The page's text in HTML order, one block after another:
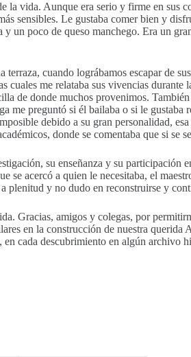
vida. Aunque era serio y firme en sus
sensibles. Le gustaba comer bien y
un poco de queso manchego. Era un
cuando lográbamos escapar de
me relataba sus vivencias
de donde muchos provenimos.
preguntó si él bailaba o si le
debido a su gran personalidad,
donde se comentaba que si
su enseñanza y su
acercó a quien le necesitaba, el
y no dudo en reconstruirse y
Gracias, amigos y colegas, por
en la construcción de nuestra
cada descubrimiento en algún archivo